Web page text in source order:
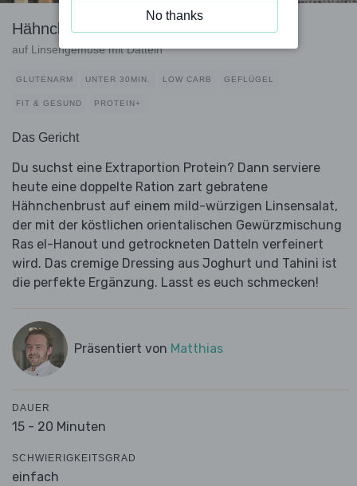
Hähnchenbrust mit Tahinidip
auf Linsengemüse mit Datteln
GLUTENARM UNTER 30MIN. LOW CARB GEFLÜGEL
FIT & GESUND PROTEIN+
Das Gericht
Du suchst eine Extraportion Protein? Dann serviere
heute eine doppelte Ration zart gebratene
Hähnchenbrust auf einem mild-würzigen Linsensalat,
der mit der köstlichen orientalischen Gewürzmischung
Ras el-Hanout und getrockneten Datteln verfeinert
wird. Das cremige Dressing aus Joghurt und Tahini ist
die perfekte Ergänzung. Lasst es euch schmecken!
Präsentiert von Matthias
DAUER
15 - 20 Minuten
SCHWIERIGKEITSGRAD
einfach
No thanks